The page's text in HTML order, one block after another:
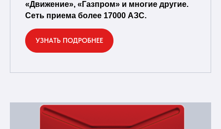
«Движение», «Газпром» и многие другие.
Сеть приема более 17000 АЗС.
УЗНАТЬ ПОДРОБНЕЕ